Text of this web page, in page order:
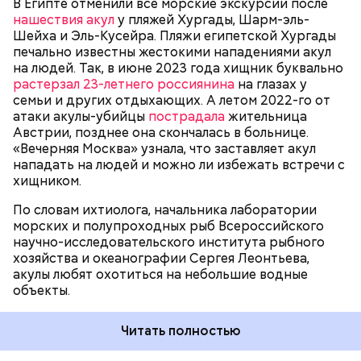
В Египте отменили все морские экскурсии после
нашествия акулу пляжей Хургады, Шарм-эль-
Шейха и Эль-Кусейра. Пляжи египетской Хургады
печально известны жестокими нападениями акул
на людей. Так, в июне 2023 года хищник буквально
растерзал 23-летнего россиянина на глазах у
семьи и других отдыхающих. А летом 2022-го от
атаки акулы-убийцы пострадалажительница
Австрии, позднее она скончалась в больнице.
«Вечерняя Москва» узнала, что заставляет акул
нападать на людей и можно ли избежать встречи с
хищником.
По словам ихтиолога, начальника лаборатории
морских и полупроходных рыб Всероссийского
научно-исследовательского института рыбного
хозяйства и океанографии Сергея Леонтьева,
акулы любят охотиться на небольшие водные
объекты.
пассажиры таких плавательных средств
оказывались жертвами этих хищных рыб, — сказал
собеседник «ВМ».
Читать полностью
БЕЗОПАСНОСТЬ СМЕРТЬ РЫБА
Собеседник «Вечерней Москвы» отметил, что еще
несколько лет назад о таких походах даже мечтать
не приходилось, но сегодня это вполне
гидом.
— Ко всем этим рейтингам и часам нужно
относиться скептически, ведь все эти оценки
экспертов, заключения, предположения
ангажированы. Такие заявления кому-то выгодны,
— пояснил эксперт.